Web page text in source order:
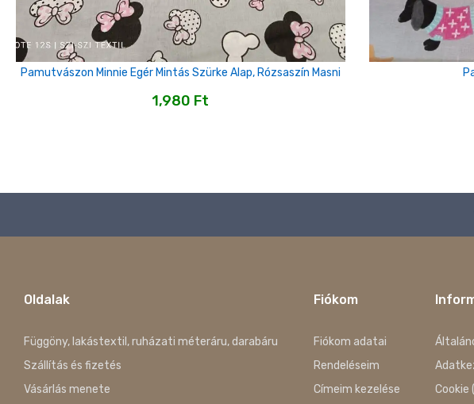
Pamutvászon Minnie Egér Mintás Szürke Alap, Rózsaszín Masni
1,980 Ft
Oldalak
Függöny, lakástextil, ruházati méteráru, darabáru
Szállítás és fizetés
Vásárlás menete
Fiókom
Fiókom adatai
Rendeléseim
Címeim kezelése